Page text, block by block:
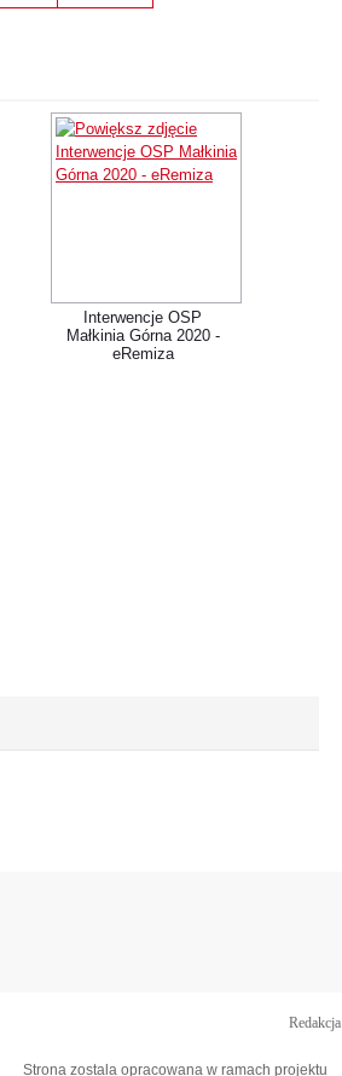
Interwencje OSP
Małkinia Górna 2020 -
eRemiza
Redakcja
Strona zostala opracowana w ramach projektu